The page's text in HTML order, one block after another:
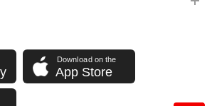
Download on the
App Store